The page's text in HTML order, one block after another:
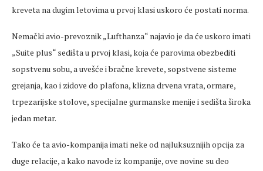
kreveta na dugim letovima u prvoj klasi uskoro će postati norma.
Nemački avio-prevoznik „Lufthanza“ najavio je da će uskoro imati
„Suite plus“ sedišta u prvoj klasi, koja će parovima obezbediti
sopstvenu sobu, a uvešće i bračne krevete, sopstvene sisteme
grejanja, kao i zidove do plafona, klizna drvena vrata, ormare,
trpezarijske stolove, specijalne gurmanske menije i sedišta široka
jedan metar.
Tako će ta avio-kompanija imati neke od najluksuznijih opcija za
duge relacije, a kako navode iz kompanije, ove novine su deo